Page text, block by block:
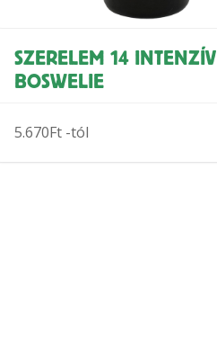
SZERELEM 14 INTENZÍV
BOSWELIE
5.670Ft -tól